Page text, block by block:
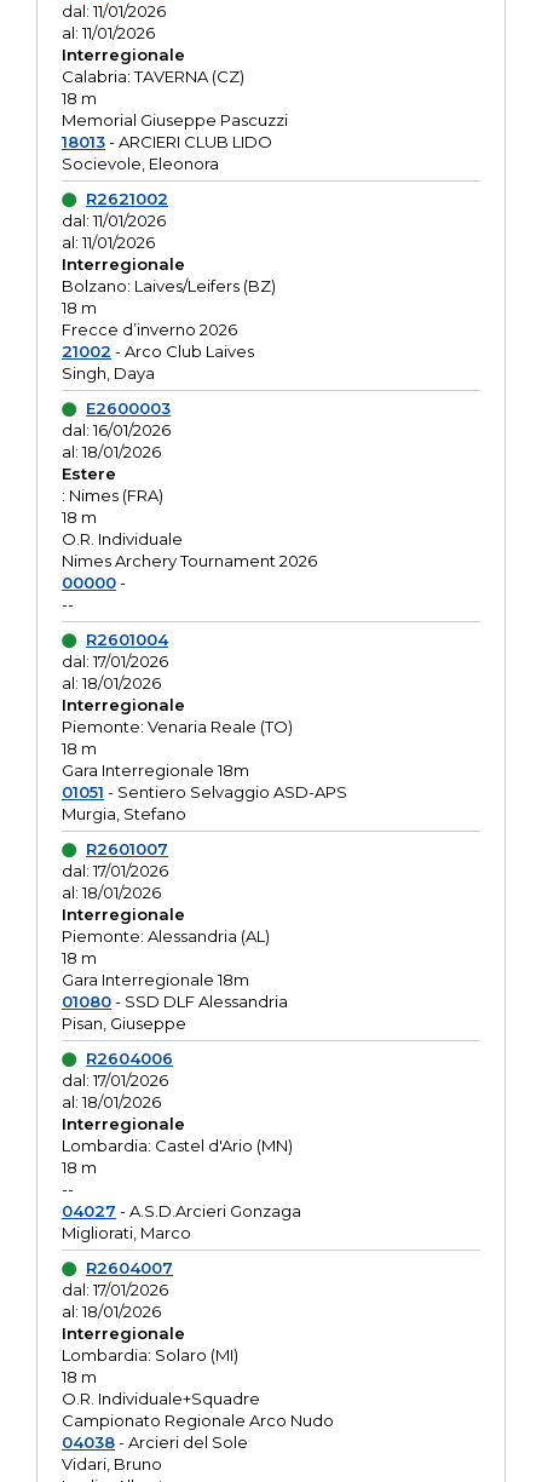
dal: 11/01/2026
al: 11/01/2026
Interregionale
Calabria: TAVERNA (CZ)
18 m
Memorial Giuseppe Pascuzzi
18013- ARCIERI CLUB LIDO
Socievole, Eleonora
R2621002
dal: 11/01/2026
al: 11/01/2026
Interregionale
Bolzano: Laives/Leifers (BZ)
18 m
Frecce d’inverno 2026
21002 - Arco Club Laives
Singh, Daya
E2600003
dal: 16/01/2026
al: 18/01/2026
Estere
: Nimes (FRA)
18 m
O.R. Individuale
Nimes Archery Tournament 2026
00000-
--
R2601004
dal: 17/01/2026
al: 18/01/2026
Interregionale
Piemonte: Venaria Reale (TO)
18 m
Gara Interregionale 18m
01051 - Sentiero Selvaggio ASD-APS
Murgia, Stefano
R2601007
dal: 17/01/2026
al: 18/01/2026
Interregionale
Piemonte: Alessandria (AL)
18 m
Gara Interregionale 18m
01080- SSD DLF Alessandria
Pisan, Giuseppe
R2604006
dal: 17/01/2026
al: 18/01/2026
Interregionale
Lombardia: Castel d'Ario (MN)
18 m
--
04027 - A.S.D.Arcieri Gonzaga
Migliorati, Marco
R2604007
dal: 17/01/2026
al: 18/01/2026
Interregionale
Lombardia: Solaro (MI)
18 m
O.R. Individuale+Squadre
Campionato Regionale Arco Nudo
04038- Arcieri del Sole
Vidari, Bruno